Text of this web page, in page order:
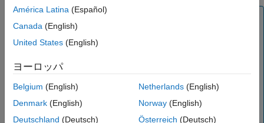
To File ブロックを使用したデータのログの
作成
シングルタスクおよびマルチタスクにおける
データのログ作成は、ファイル システムにアクセスでき
るシステム ターゲットファイルでのみ利用できます。ま
ワークスペース データにアクセスできます。
MAT ファイルのログ記録の制限については、コンフィギ
ュレーション パラメーターMAT ファイルのログ
América Latina (Español)
Canada (English)
United States (English)
ヨーロッパ
Belgium (English)
Denmark (English)
Deutschland (Deutsch)
Netherlands(English)
Norway(English)
Österreich (Deutsch)